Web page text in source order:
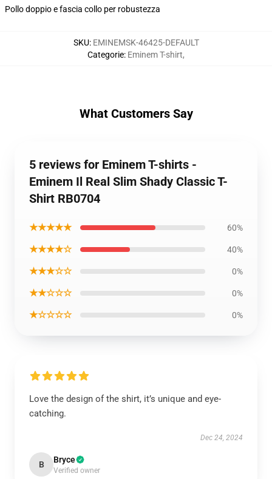
Pollo doppio e fascia collo per robustezza
SKU: EMINEMSK-46425-DEFAULT
Categorie: Eminem T-shirt,
What Customers Say
5 reviews for Eminem T-shirts -
Eminem Il Real Slim Shady Classic T-
Shirt RB0704
★★★★★ 60%
★★★★☆ 40%
★★★☆☆ 0%
★★☆☆☆ 0%
★☆☆☆☆ 0%
Love the design of the shirt, it’s unique and eye-
catching.
Dec 24, 2024
B Bryce
Verified owner